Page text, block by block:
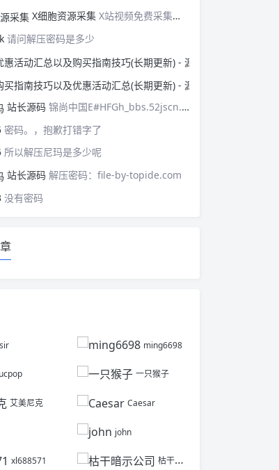
X细胞资源采集 X站视频免费采集，可以适配此CMS，含免费模板。有需要的站长可以看看xxibaozyw.com
请问解压密码是多少
站长源码 锦尚中国E#HFGh_bbs.52jscn.comEYzhibo8
密码。，抱歉打错字了
所以解压尼玛是多少呢
站长源码 解压密码：file-by-topide.com
没有密码
ming6698
ucpop 一只猴子
艾美尼克 Caesar
john
xl688571 枯干暗示公司